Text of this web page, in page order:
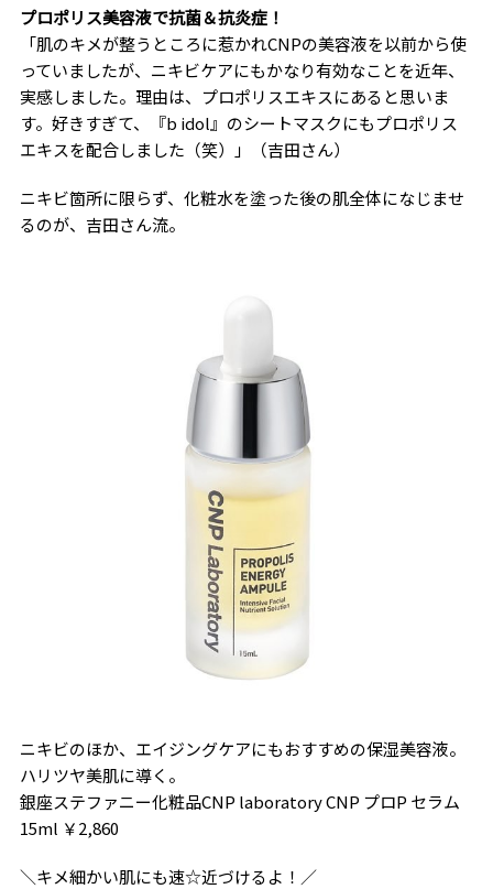
プロポリス美容液で抗菌＆抗炎症！
「肌のキメが整うところに惹かれCNPの美容液を以前から使
っていましたが、ニキビケアにもかなり有効なことを近年、
実感しました。理由は、プロポリスエキスにあると思いま
す。好きすぎて、『b idol』のシートマスクにもプロポリス
エキスを配合しました（笑）」（吉田さん）
ニキビ箇所に限らず、化粧水を塗った後の肌全体になじませ
るのが、吉田さん流。
ニキビのほか、エイジングケアにもおすすめの保湿美容液。
ハリツヤ美肌に導く。
銀座ステファニー化粧品CNP laboratory CNP プロP セラム
15ml ￥2,860
＼キメ細かい肌にも速☆近づけるよ！／